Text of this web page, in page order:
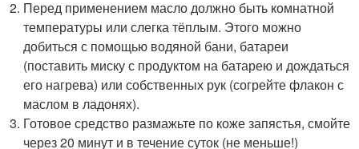
Перед применением масло должно быть комнатной
температуры или слегка тёплым. Этого можно
добиться с помощью водяной бани, батареи
(поставить миску с продуктом на батарею и дождаться
его нагрева) или собственных рук (согрейте флакон с
маслом в ладонях).
Готовое средство размажьте по коже запястья, смойте
через 20 минут и в течение суток (не меньше!)